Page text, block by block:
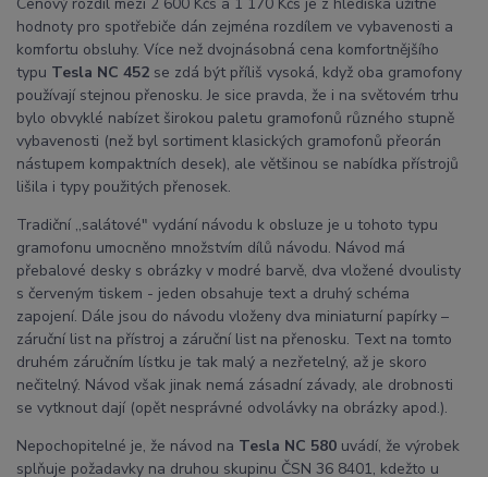
hodnoty pro spotřebiče dán zejména rozdílem ve vybavenosti a
komfortu obsluhy. Více než dvojnásobná cena komfortnějšího
typu Tesla NC 452 se zdá být příliš vysoká, když oba gramofony
používají stejnou přenosku. Je sice pravda, že i na světovém trhu
bylo obvyklé nabízet širokou paletu gramofonů různého stupně
vybavenosti (než byl sortiment klasických gramofonů přeorán
nástupem kompaktních desek), ale většinou se nabídka přístrojů
lišila i typy použitých přenosek.
Tradiční ,,salátové" vydání návodu k obsluze je u tohoto typu
gramofonu umocněno množstvím dílů návodu. Návod má
přebalové desky s obrázky v modré barvě, dva vložené dvoulisty
s červeným tiskem - jeden obsahuje text a druhý schéma
zapojení. Dále jsou do návodu vloženy dva miniaturní papírky –
záruční list na přístroj a záruční list na přenosku. Text na tomto
druhém záručním lístku je tak malý a nezřetelný, až je skoro
nečitelný. Návod však jinak nemá zásadní závady, ale drobnosti
se vytknout dají (opět nesprávné odvolávky na obrázky apod.).
Nepochopitelné je, že návod na Tesla NC 580 uvádí, že výrobek
splňuje požadavky na druhou skupinu ČSN 36 8401, kdežto u